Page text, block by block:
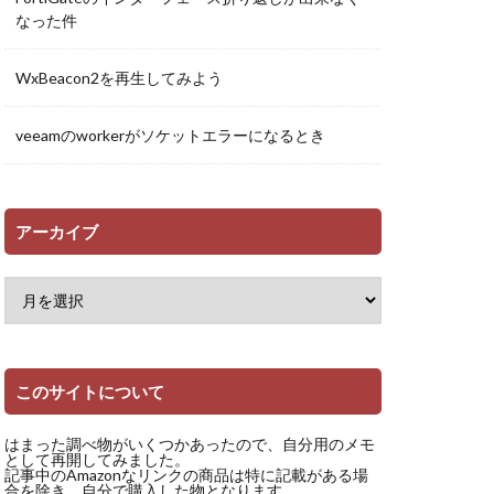
なった件
WxBeacon2を再生してみよう
veeamのworkerがソケットエラーになるとき
アーカイブ
このサイトについて
はまった調べ物がいくつかあったので、自分用のメモ
として再開してみました。
記事中のAmazonなリンクの商品は特に記載がある場
合を除き、自分で購入した物となります。